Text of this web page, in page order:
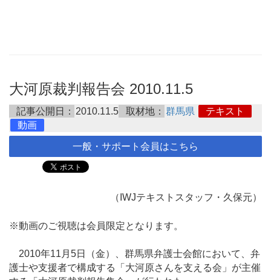
大河原裁判報告会 2010.11.5
記事公開日： 2010.11.5 取材地： 群馬県
テキスト
動画
一般・サポート会員はこちら
（IWJテキストスタッフ・久保元）
※動画のご視聴は会員限定となります。
2010年11月5日（金）、群馬県弁護士会館において、弁
護士や支援者で構成する「大河原さんを支える会」が主催